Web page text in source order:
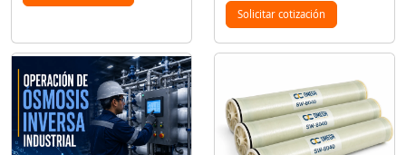
Solicitar cotización